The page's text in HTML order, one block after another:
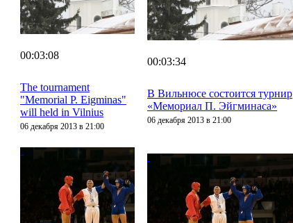
00:03:08
The tournament
"Memorial P. Eigminas"
will held in Vilnius
06 декабря 2013 в 21:00
00:03:34
В Вильнюсе состоится турнир
«Мемориал П. Эйгминаса»
06 декабря 2013 в 21:00